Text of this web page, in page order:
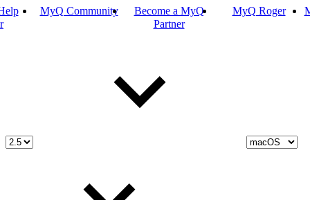
MyQ Community
Become a MyQ
Partner
MyQ Roger